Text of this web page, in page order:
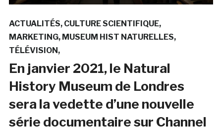
ACTUALITÉS CULTURE SCIENTIFIQUE
MARKETING MUSEUM HIST NATURELLES
TÉLÉVISION
En janvier 2021, le Natural
History Museum de Londres
sera la vedette d’une nouvelle
série documentaire sur Channel